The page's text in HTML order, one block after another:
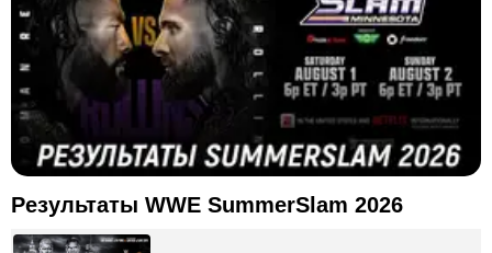
Результаты WWE SummerSlam 2026